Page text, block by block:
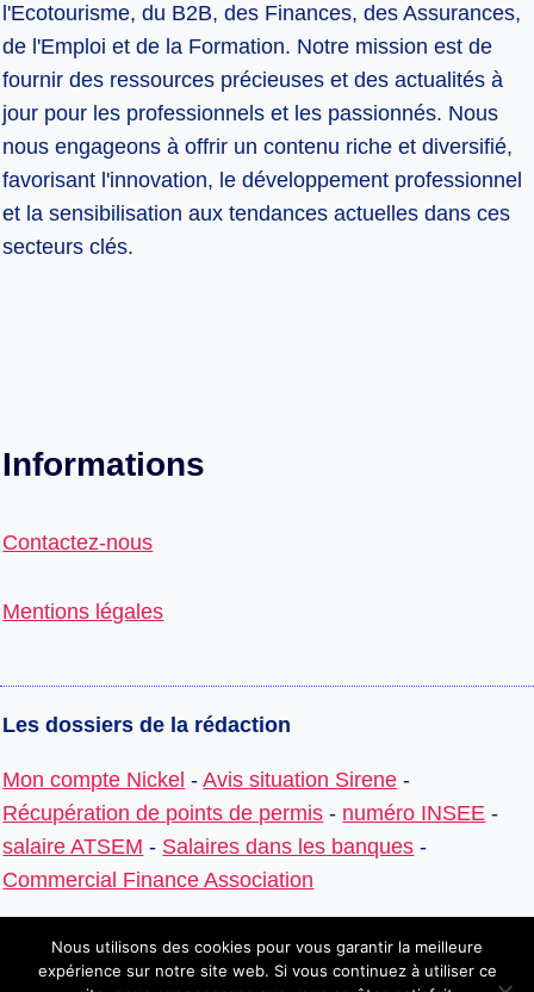
l'Ecotourisme, du B2B, des Finances, des Assurances,
de l'Emploi et de la Formation. Notre mission est de
fournir des ressources précieuses et des actualités à
jour pour les professionnels et les passionnés. Nous
nous engageons à offrir un contenu riche et diversifié,
favorisant l'innovation, le développement professionnel
et la sensibilisation aux tendances actuelles dans ces
secteurs clés.
Informations
Contactez-nous
Mentions légales
Les dossiers de la rédaction
Mon compte Nickel -Avis situation Sirene -
Récupération de points de permis - numéro INSEE -
salaire ATSEM - Salaires dans les banques -
Commercial Finance Association
Nous utilisons des cookies pour vous garantir la meilleure
expérience sur notre site web. Si vous continuez à utiliser ce